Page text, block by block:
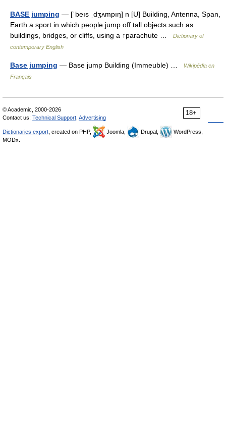
BASE jumping — [ˈbeıs ˌdʒʌmpıŋ] n [U] Building, Antenna, Span,
Earth a sport in which people jump off tall objects such as
buildings, bridges, or cliffs, using a ↑parachute …
Dictionary of
contemporary English
Base jumping — Base jump Building (Immeuble) …
Wikipédia en
Français
18+
© Academic, 2000-2026
Contact us: Technical Support Advertising
Dictionaries export , created on PHP, Joomla, Drupal,
WordPress,
MODx.